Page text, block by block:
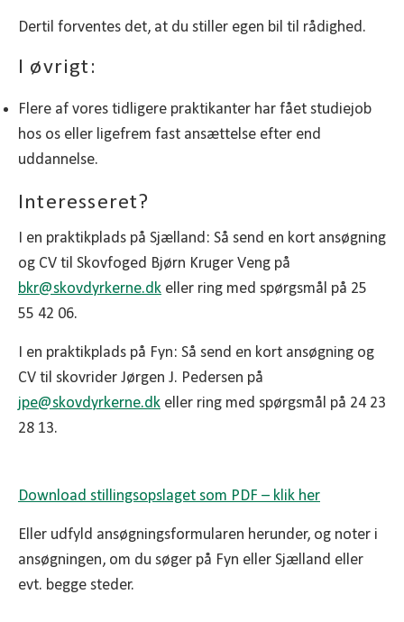
Dertil forventes det, at du stiller egen bil til rådighed.
I øvrigt:
Flere af vores tidligere praktikanter har fået studiejob
hos os eller ligefrem fast ansættelse efter end
uddannelse.
Interesseret?
I en praktikplads på Sjælland: Så send en kort ansøgning
og CV til Skovfoged Bjørn Kruger Veng på
bkr@skovdyrkerne.dk eller ring med spørgsmål på 25
55 42 06.
I en praktikplads på Fyn: Så send en kort ansøgning og
CV til skovrider Jørgen J. Pedersen på
jpe@skovdyrkerne.dk eller ring med spørgsmål på 24 23
28 13.
Download stillingsopslaget som PDF – klik her
Eller udfyld ansøgningsformularen herunder, og noter i
ansøgningen, om du søger på Fyn eller Sjælland eller
evt. begge steder.